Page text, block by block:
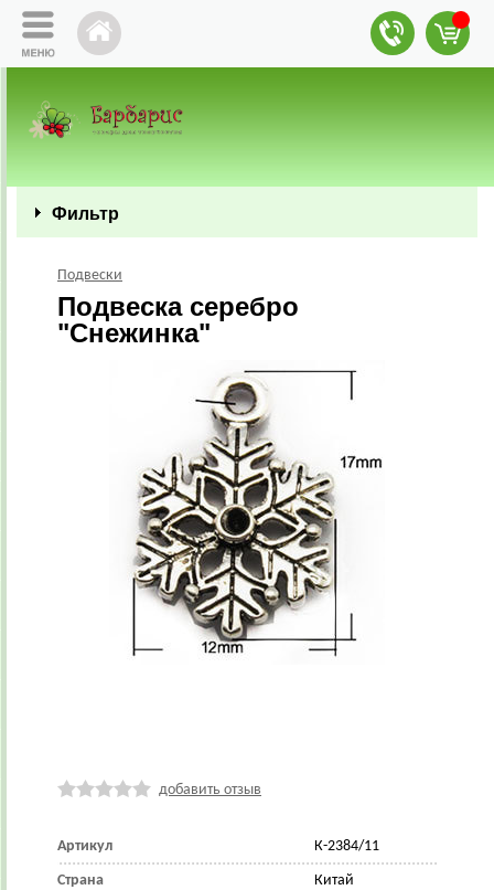
Фильтр
Подвески
Подвеска серебро
"Снежинка"
добавить отзыв
Артикул К-2384/11
Страна Китай